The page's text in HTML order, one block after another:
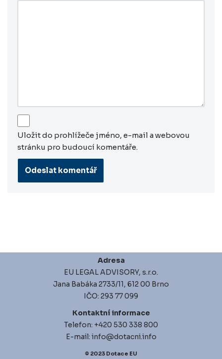
Uložit do prohlížeče jméno, e-mail a webovou
stránku pro budoucí komentáře.
Adresa
EU LEGAL ADVISORY, s.r.o.
Jana Babáka 2733/11, 612 00 Brno
IČO: 293 77 099
Kontaktní informace
Telefon: +420 530 338 800
E-mail: info@dotacni.info
© 2023 Dotace EU